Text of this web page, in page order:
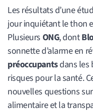
Les résultats d’une
jour inquiétant le thon
Plusieurs ONG, dont
sonnette d’alarme en
préoccupantsdans les
risques pour la santé.
nouvelles questions
alimentaire et la